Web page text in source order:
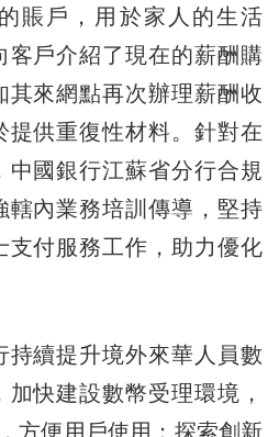
賬戶，用於家人的生活
客戶介紹了現在的薪酬購
其來網點再次辦理薪酬收
提供重復性材料。針對在
中國銀行江蘇省分行合規
轄內業務培訓傳導，堅持
支付服務工作，助力優化
續提升境外來華人員數
快建設數幣受理環境，
方便用戶使用；探索創新